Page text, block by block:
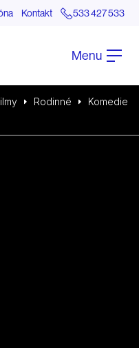
Kontakt 533 427 533
Menu
Rodinné
Komedie